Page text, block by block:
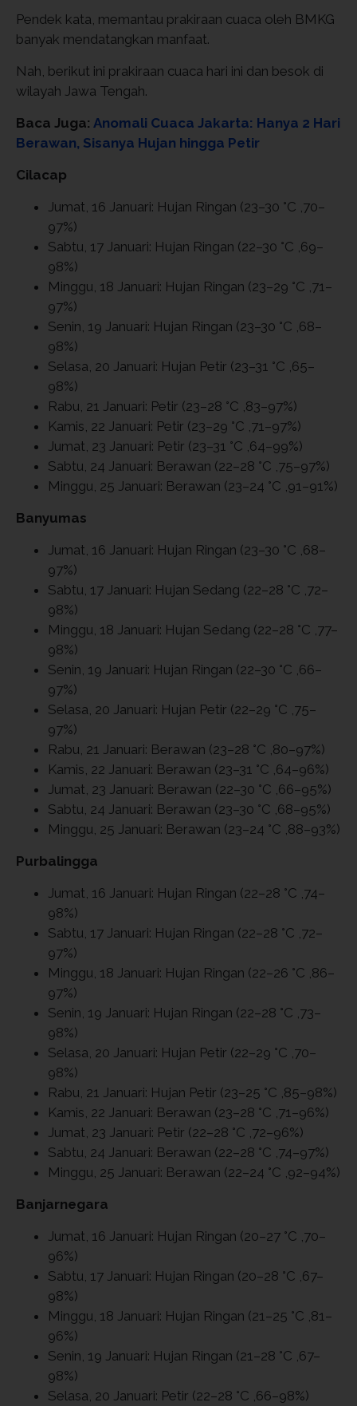
Pendek kata, memantau prakiraan cuaca oleh BMKG
banyak mendatangkan manfaat.
Nah, berikut ini prakiraan cuaca hari ini dan besok di
wilayah Jawa Tengah.
Baca Juga: Anomali Cuaca Jakarta: Hanya 2 Hari
Berawan, Sisanya Hujan hingga Petir
Cilacap
Jumat, 16 Januari: Hujan Ringan (23–30 °C ,70–
97%)
Sabtu, 17 Januari: Hujan Ringan (22–30 °C ,69–
98%)
Minggu, 18 Januari: Hujan Ringan (23–29 °C ,71–
97%)
Senin, 19 Januari: Hujan Ringan (23–30 °C ,68–
98%)
Selasa, 20 Januari: Hujan Petir (23–31 °C ,65–
98%)
Rabu, 21 Januari: Petir (23–28 °C ,83–97%)
Kamis, 22 Januari: Petir (23–29 °C ,71–97%)
Jumat, 23 Januari: Petir (23–31 °C ,64–99%)
Sabtu, 24 Januari: Berawan (22–28 °C ,75–97%)
Minggu, 25 Januari: Berawan (23–24 °C ,91–91%)
Banyumas
Jumat, 16 Januari: Hujan Ringan (23–30 °C ,68–
97%)
Sabtu, 17 Januari: Hujan Sedang (22–28 °C ,72–
98%)
Minggu, 18 Januari: Hujan Sedang (22–28 °C ,77–
98%)
Senin, 19 Januari: Hujan Ringan (22–30 °C ,66–
97%)
Selasa, 20 Januari: Hujan Petir (22–29 °C ,75–
97%)
Rabu, 21 Januari: Berawan (23–28 °C ,80–97%)
Kamis, 22 Januari: Berawan (23–31 °C ,64–96%)
Jumat, 23 Januari: Berawan (22–30 °C ,66–95%)
Sabtu, 24 Januari: Berawan (23–30 °C ,68–95%)
Minggu, 25 Januari: Berawan (23–24 °C ,88–93%)
Purbalingga
Jumat, 16 Januari: Hujan Ringan (22–28 °C ,74–
98%)
Sabtu, 17 Januari: Hujan Ringan (22–28 °C ,72–
97%)
Minggu, 18 Januari: Hujan Ringan (22–26 °C ,86–
97%)
Senin, 19 Januari: Hujan Ringan (22–28 °C ,73–
98%)
Selasa, 20 Januari: Hujan Petir (22–29 °C ,70–
98%)
Rabu, 21 Januari: Hujan Petir (23–25 °C ,85–98%)
Kamis, 22 Januari: Berawan (23–28 °C ,71–96%)
Jumat, 23 Januari: Petir (22–28 °C ,72–96%)
Sabtu, 24 Januari: Berawan (22–28 °C ,74–97%)
Minggu, 25 Januari: Berawan (22–24 °C ,92–94%)
Banjarnegara
Jumat, 16 Januari: Hujan Ringan (20–27 °C ,70–
96%)
Sabtu, 17 Januari: Hujan Ringan (20–28 °C ,67–
98%)
Minggu, 18 Januari: Hujan Ringan (21–25 °C ,81–
96%)
Senin, 19 Januari: Hujan Ringan (21–28 °C ,67–
98%)
Selasa, 20 Januari: Petir (22–28 °C ,66–98%)